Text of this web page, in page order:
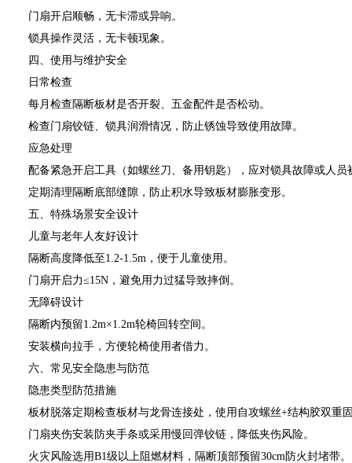
门扇开启顺畅，无卡滞或异响。
锁具操作灵活，无卡顿现象。
四、使用与维护安全
日常检查
每月检查隔断板材是否开裂、五金配件是否松动。
检查门扇铰链、锁具润滑情况，防止锈蚀导致使用故障。
应急处理
配备紧急开启工具（如螺丝刀、备用钥匙），应对锁具故障或人员
定期清理隔断底部缝隙，防止积水导致板材膨胀变形。
五、特殊场景安全设计
儿童与老年人友好设计
隔断高度降低至1.2-1.5m，便于儿童使用。
门扇开启力≤15N，避免用力过猛导致摔倒。
无障碍设计
隔断内预留1.2m×1.2m轮椅回转空间。
安装横向拉手，方便轮椅使用者借力。
六、常见安全隐患与防范
隐患类型防范措施
板材脱落定期检查板材与龙骨连接处，使用自攻螺丝+结构胶双重
门扇夹伤安装防夹手条或采用慢回弹铰链，降低夹伤风险。
火灾风险选用B1级以上阻燃材料，隔断顶部预留30cm防火封堵带。